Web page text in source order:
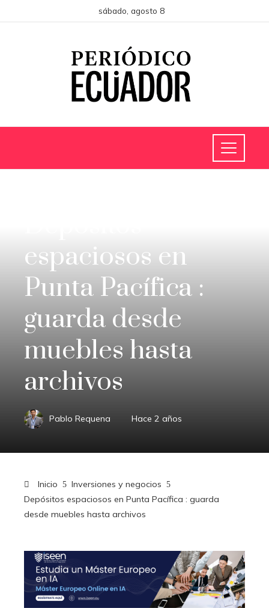
sábado, agosto 8
espaciosos en
Punta Pacífica :
guarda desde
muebles hasta
archivos
Pablo Requena Hace 2 años
Inicio
Inversiones y negocios
Depósitos espaciosos en Punta Pacífica : guarda
desde muebles hasta archivos